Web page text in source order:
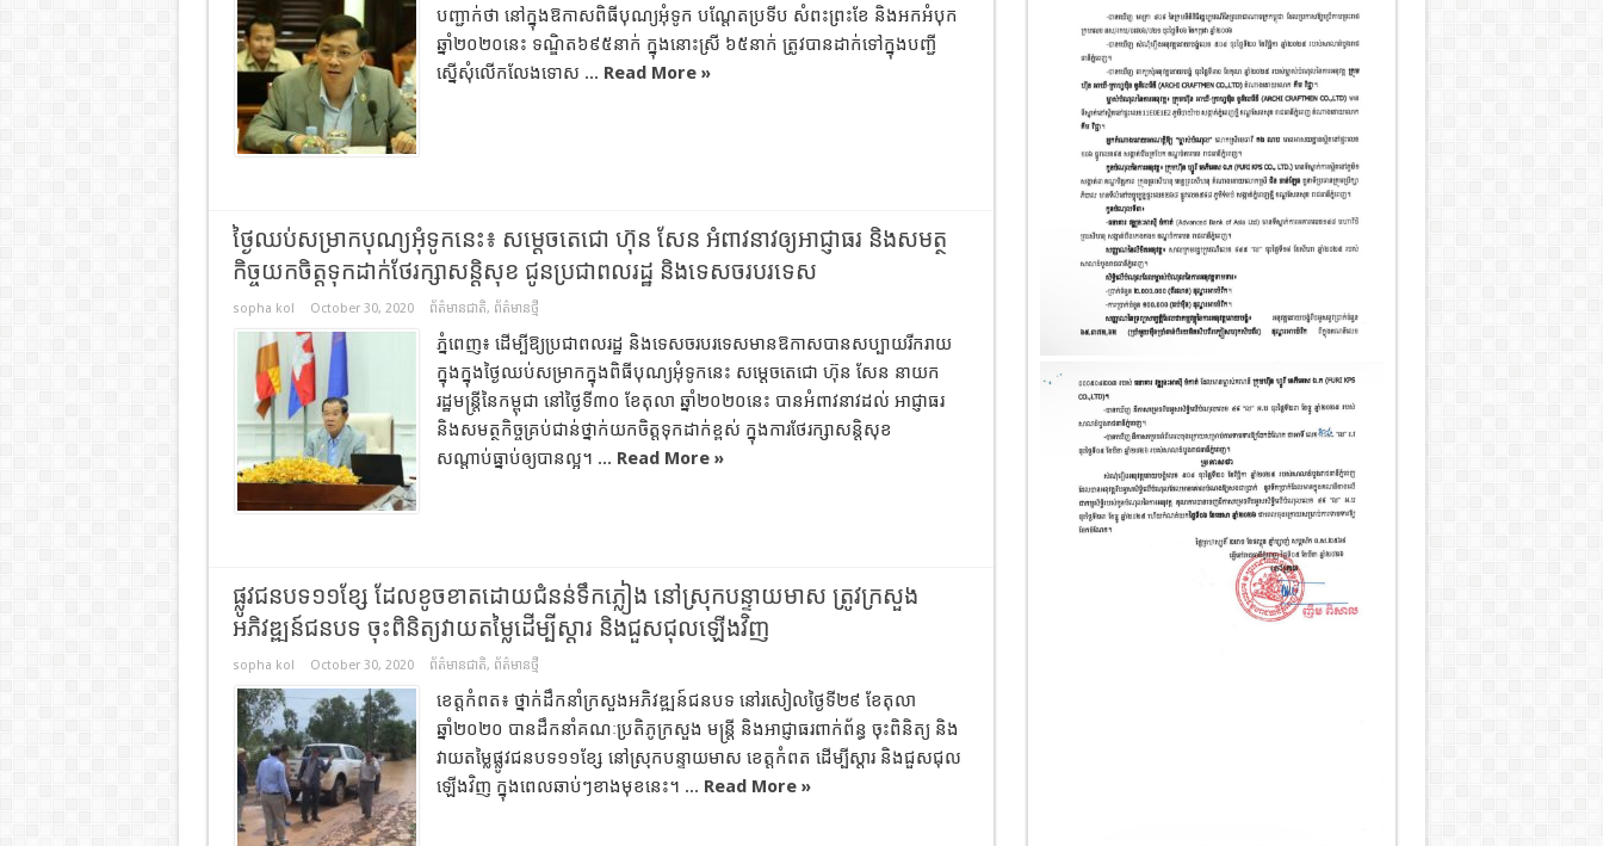
បញ្ជាក់ថា នៅក្នុង​ឱកាស​ពិធីបុណ្យ​អុំទូក បណ្ដែតប្រទីប សំពះ​ព្រះ​ខែ និង​អកអំបុក
ឆ្នាំ​២០២០​នេះ ទណ្ឌិត​៦៩៥​នាក់ ក្នុង​នោះ​ស្រី ៦៥​នាក់ ត្រូវ​បានដាក់​ទៅក្នុង​បញ្ជី​
ស្នើសុំ​លើកលែងទោស ... Read More »
ថ្ងៃឈប់សម្រាកបុណ្យអុំទូកនេះ៖ សម្តេចតេជោ ហ៊ុន សែន អំពាវនាវឲ្យអាជ្ញាធរ និងសមត្ថ
កិច្ចយកចិត្តទុកដាក់ថែរក្សាសន្តិសុខ ជូនប្រជាពលរដ្ឋ និងទេសចរបរទេស
sopha kol October 30, 2020 ព័ត៌មានជាតិ, ព័ត៌មានថ្មី
ភ្នំពេញ៖ ដើម្បីឱ្យប្រជាពលរដ្ឋ និងទេសចរបរទេសមានឱកាសបានសប្បាយរីករាយ
ក្នុងក្នុងថ្ងៃឈប់សម្រាកក្នុងពិធីបុណ្យអុំទូកនេះ សម្តេចតេជោ ហ៊ុន សែន នាយក
រដ្ឋមន្រ្តីនៃកម្ពុជា នៅថ្ងៃទី៣០ ខែតុលា ឆ្នាំ២០២០នេះ បានអំពាវនាវដល់ អាជ្ញាធរ
និងសមត្ថកិច្ចគ្រប់ជាន់ថ្នាក់យកចិត្តទុកដាក់ខ្ពស់ ក្នុងការថែរក្សាសន្តិសុខ
សណ្តាប់ធ្នាប់ឲ្យបានល្អ។ ... Read More »
ផ្លូវជនបទ១១ខ្សែ ដែលខូចខាតដោយជំនន់ទឹកភ្លៀង នៅស្រុកបន្ទាយមាស ត្រូវក្រសួង
អភិវឌ្ឍន៍ជនបទ ចុះពិនិត្យវាយតម្លៃដើម្បីស្តារ និងជួសជុលឡើងវិញ
sopha kol October 30, 2020 ព័ត៌មានជាតិ, ព័ត៌មានថ្មី
ខេត្តកំពត៖ ថ្នាក់ដឹកនាំក្រសួងអភិវឌ្ឍន៍ជនបទ នៅរសៀលថ្ងៃទី២៩ ខែតុលា
ឆ្នាំ២០២០ បានដឹកនាំគណៈប្រតិភូក្រសួង មន្ត្រី និងអាជ្ញាធរពាក់ព័ន្ធ ចុះពិនិត្យ និង
វាយតម្លៃផ្លូវជនបទ១១ខ្សែ នៅស្រុកបន្ទាយមាស ខេត្តកំពត ដើម្បីស្តារ និងជួសជុល
ឡើងវិញ ក្នុងពេលឆាប់ៗខាងមុខនេះ។ ... Read More »